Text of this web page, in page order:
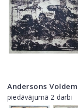
Andersons
piedāvājumā 2 darbi